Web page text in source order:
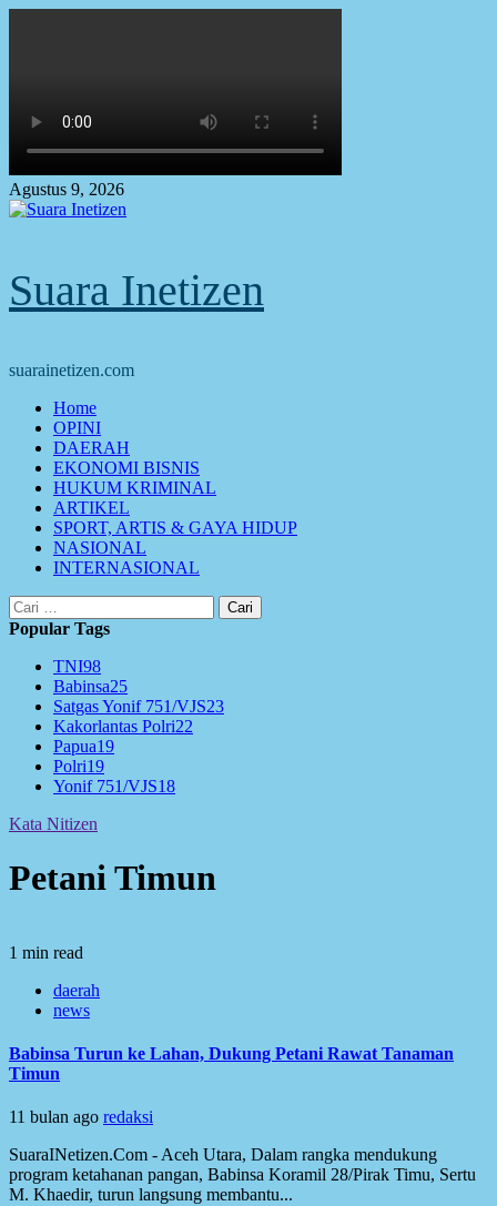
Agustus 9, 2026
Suara Inetizen
suarainetizen.com
Primary
Menu
Home
OPINI
DAERAH
EKONOMI BISNIS
HUKUM KRIMINAL
ARTIKEL
SPORT, ARTIS & GAYA HIDUP
NASIONAL
INTERNASIONAL
Cari
untuk:
Popular Tags
TNI98
Babinsa25
Satgas Yonif 751/VJS23
Kakorlantas Polri22
Papua19
Polri19
Yonif 751/VJS18
Kata Nitizen
Petani Timun
1 min read
daerah
news
Babinsa Turun ke Lahan, Dukung Petani Rawat Tanaman
Timun
11 bulan ago redaksi
SuaraINetizen.Com - Aceh Utara, Dalam rangka mendukung
program ketahanan pangan, Babinsa Koramil 28/Pirak Timu, Sertu
M. Khaedir, turun langsung membantu...